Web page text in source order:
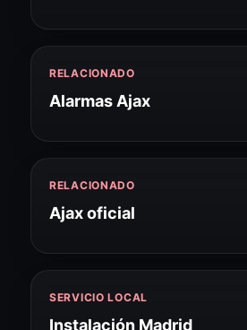
RELACIONADO
Alarmas Ajax
RELACIONADO
Ajax oficial
SERVICIO LOCAL
Instalación Madrid